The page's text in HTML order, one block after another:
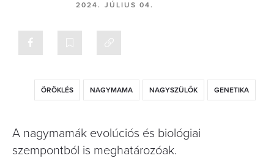
2024. JÚLIUS 04.
ÖRÖKLÉS NAGYMAMA NAGYSZÜLŐK GENETIKA
A nagymamák evolúciós és biológiai
szempontból is meghatározóak.